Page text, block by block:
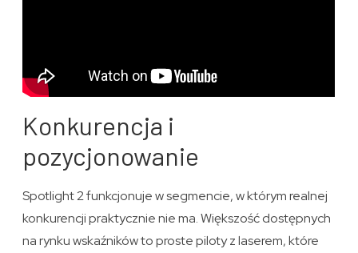
Konkurencja i
pozycjonowanie
Spotlight 2 funkcjonuje w segmencie, w którym realnej
konkurencji praktycznie nie ma. Większość dostępnych
na rynku wskaźników to proste piloty z laserem, które